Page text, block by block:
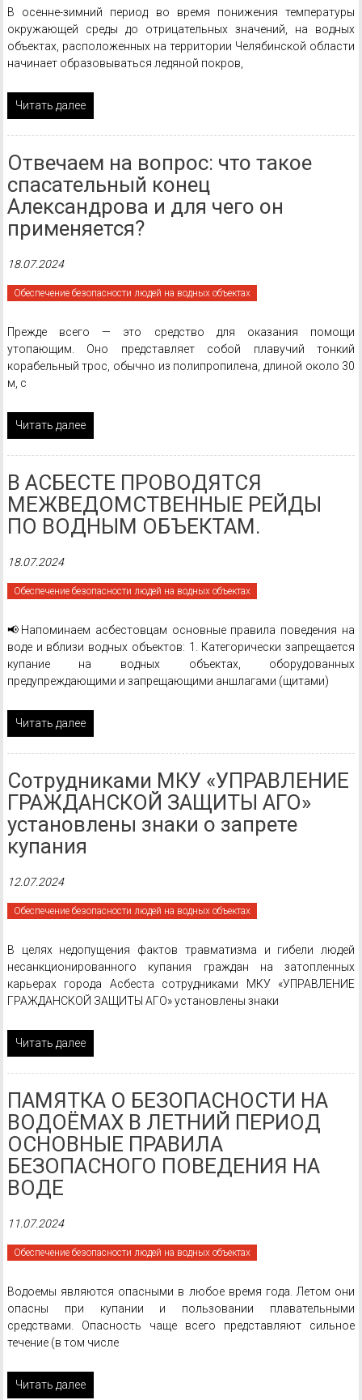
В осенне-зимний период во время понижения температуры
окружающей среды до отрицательных значений, на водных
объектах, расположенных на территории Челябинской области
начинает образовываться ледяной покров,
Читать далее
Отвечаем на вопрос: что такое
спасательный конец
Александрова и для чего он
применяется?
18.07.2024
Обеспечение безопасности людей на водных объектах
Прежде всего — это средство для оказания помощи
утопающим. Оно представляет собой плавучий тонкий
корабельный трос, обычно из полипропилена, длиной около 30
м, с
Читать далее
В АСБЕСТЕ ПРОВОДЯТСЯ
МЕЖВЕДОМСТВЕННЫЕ РЕЙДЫ
ПО ВОДНЫМ ОБЪЕКТАМ.
18.07.2024
Обеспечение безопасности людей на водных объектах
📢Напоминаем асбестовцам основные правила поведения на
воде и вблизи водных объектов: 1. Категорически запрещается
купание на водных объектах, оборудованных
предупреждающими и запрещающими аншлагами (щитами)
Читать далее
Сотрудниками МКУ «УПРАВЛЕНИЕ
ГРАЖДАНСКОЙ ЗАЩИТЫ АГО»
установлены знаки о запрете
купания
12.07.2024
Обеспечение безопасности людей на водных объектах
В целях недопущения фактов травматизма и гибели людей
несанкционированного купания граждан на затопленных
карьерах города Асбеста сотрудниками МКУ «УПРАВЛЕНИЕ
ГРАЖДАНСКОЙ ЗАЩИТЫ АГО» установлены знаки
Читать далее
ПАМЯТКА О БЕЗОПАСНОСТИ НА
ВОДОЁМАХ В ЛЕТНИЙ ПЕРИОД
ОСНОВНЫЕ ПРАВИЛА
БЕЗОПАСНОГО ПОВЕДЕНИЯ НА
ВОДЕ
11.07.2024
Обеспечение безопасности людей на водных объектах
Водоемы являются опасными в любое время года. Летом они
опасны при купании и пользовании плавательными
средствами. Опасность чаще всего представляют сильное
течение (в том числе
Читать далее